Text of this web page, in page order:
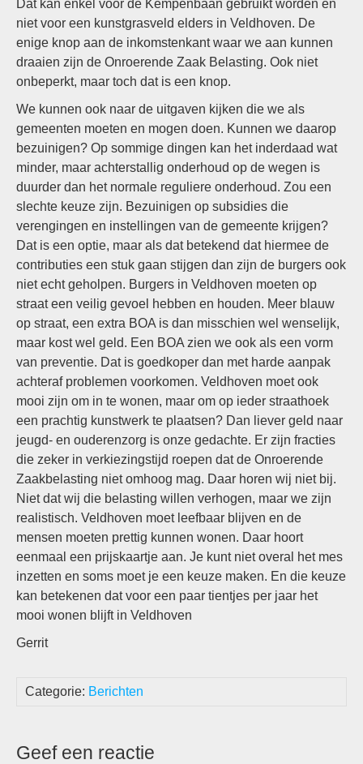
Dat kan enkel voor de Kempenbaan gebruikt worden en
niet voor een kunstgrasveld elders in Veldhoven. De
enige knop aan de inkomstenkant waar we aan kunnen
draaien zijn de Onroerende Zaak Belasting. Ook niet
onbeperkt, maar toch dat is een knop.
We kunnen ook naar de uitgaven kijken die we als
gemeenten moeten en mogen doen. Kunnen we daarop
bezuinigen? Op sommige dingen kan het inderdaad wat
minder, maar achterstallig onderhoud op de wegen is
duurder dan het normale reguliere onderhoud. Zou een
slechte keuze zijn. Bezuinigen op subsidies die
verengingen en instellingen van de gemeente krijgen?
Dat is een optie, maar als dat betekend dat hiermee de
contributies een stuk gaan stijgen dan zijn de burgers ook
niet echt geholpen. Burgers in Veldhoven moeten op
straat een veilig gevoel hebben en houden. Meer blauw
op straat, een extra BOA is dan misschien wel wenselijk,
maar kost wel geld. Een BOA zien we ook als een vorm
van preventie. Dat is goedkoper dan met harde aanpak
achteraf problemen voorkomen. Veldhoven moet ook
mooi zijn om in te wonen, maar om op ieder straathoek
een prachtig kunstwerk te plaatsen? Dan liever geld naar
jeugd- en ouderenzorg is onze gedachte. Er zijn fracties
die zeker in verkiezingstijd roepen dat de Onroerende
Zaakbelasting niet omhoog mag. Daar horen wij niet bij.
Niet dat wij die belasting willen verhogen, maar we zijn
realistisch. Veldhoven moet leefbaar blijven en de
mensen moeten prettig kunnen wonen. Daar hoort
eenmaal een prijskaartje aan. Je kunt niet overal het mes
inzetten en soms moet je een keuze maken. En die keuze
kan betekenen dat voor een paar tientjes per jaar het
mooi wonen blijft in Veldhoven
Gerrit
Categorie: Berichten
Geef een reactie